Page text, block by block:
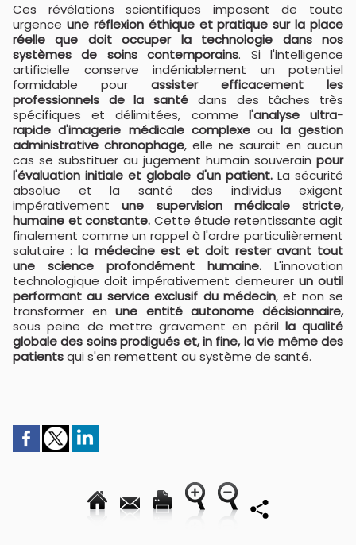
Ces révélations scientifiques imposent de toute
urgence une réflexion éthique et pratique sur la place
réelle que doit occuper la technologie dans nos
systèmes de soins contemporains. Si l'intelligence
artificielle conserve indéniablement un potentiel
formidable pour assister efficacement les
professionnels de la santé dans des tâches très
spécifiques et délimitées, comme l'analyse ultra-
rapide d'imagerie médicale complexe ou la gestion
administrative chronophage, elle ne saurait en aucun
cas se substituer au jugement humain souverain pour
l'évaluation initiale et globale d'un patient. La sécurité
absolue et la santé des individus exigent
impérativement une supervision médicale stricte,
humaine et constante. Cette étude retentissante agit
finalement comme un rappel à l'ordre particulièrement
salutaire :la médecine est et doit rester avant tout
une science profondément humaine. L'innovation
technologique doit impérativement demeurer un outil
performant au service exclusif du médecin, et non se
transformer enune entité autonome décisionnaire,
sous peine de mettre gravement en péril la qualité
globale des soins prodigués et, in fine, la vie même des
patientsqui s'en remettent au système de santé.